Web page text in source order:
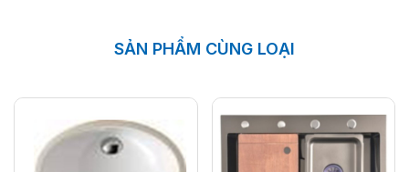
SẢN PHẨM CÙNG LOẠI